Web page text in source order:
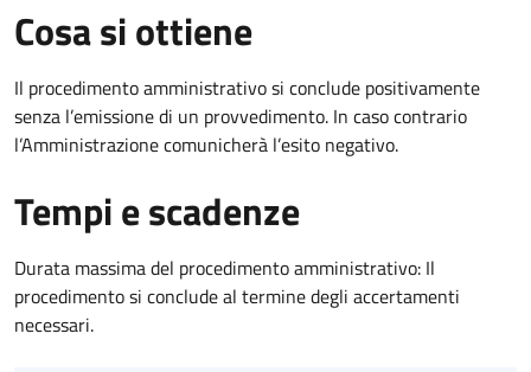
Cosa si ottiene
Il procedimento amministrativo si conclude positivamente
senza l’emissione di un provvedimento. In caso contrario
l’Amministrazione comunicherà l’esito negativo.
Tempi e scadenze
Durata massima del procedimento amministrativo: Il
procedimento si conclude al termine degli accertamenti
necessari.